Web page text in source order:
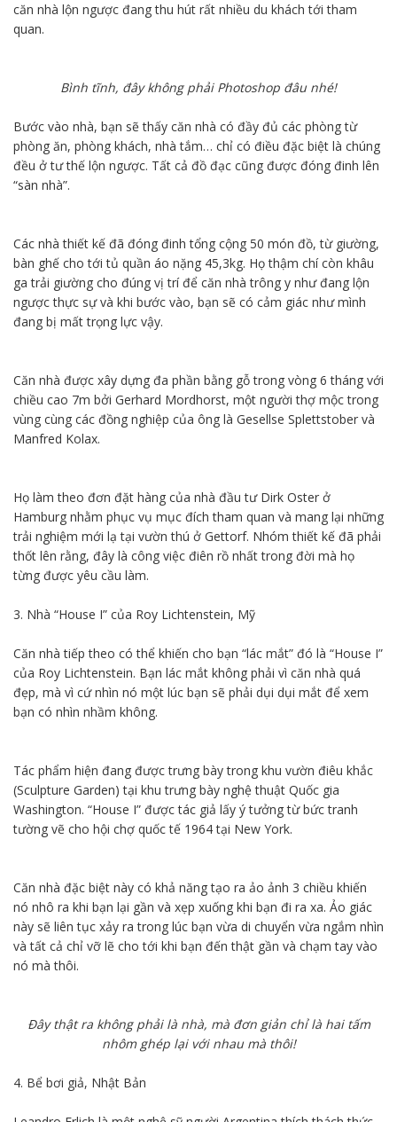
căn nhà lộn ngược đang thu hút rất nhiều du khách tới tham
quan.
Bình tĩnh, đây không phải Photoshop đâu nhé!
Bước vào nhà, bạn sẽ thấy căn nhà có đầy đủ các phòng từ
phòng ăn, phòng khách, nhà tắm… chỉ có điều đặc biệt là chúng
đều ở tư thế lộn ngược. Tất cả đồ đạc cũng được đóng đinh lên
“sàn nhà”.
Các nhà thiết kế đã đóng đinh tổng cộng 50 món đồ, từ giường,
bàn ghế cho tới tủ quần áo nặng 45,3kg. Họ thậm chí còn khâu
ga trải giường cho đúng vị trí để căn nhà trông y như đang lộn
ngược thực sự và khi bước vào, bạn sẽ có cảm giác như mình
đang bị mất trọng lực vậy.
Căn nhà được xây dựng đa phần bằng gỗ trong vòng 6 tháng với
chiều cao 7m bởi Gerhard Mordhorst, một người thợ mộc trong
vùng cùng các đồng nghiệp của ông là Gesellse Splettstober và
Manfred Kolax.
Họ làm theo đơn đặt hàng của nhà đầu tư Dirk Oster ở
Hamburg nhằm phục vụ mục đích tham quan và mang lại những
trải nghiệm mới lạ tại vườn thú ở Gettorf. Nhóm thiết kế đã phải
thốt lên rằng, đây là công việc điên rồ nhất trong đời mà họ
từng được yêu cầu làm.
3. Nhà “House I” của Roy Lichtenstein, Mỹ
Căn nhà tiếp theo có thể khiến cho bạn “lác mắt” đó là “House I”
của Roy Lichtenstein. Bạn lác mắt không phải vì căn nhà quá
đẹp, mà vì cứ nhìn nó một lúc bạn sẽ phải dụi dụi mắt để xem
bạn có nhìn nhầm không.
Tác phẩm hiện đang được trưng bày trong khu vườn điêu khắc
(Sculpture Garden) tại khu trưng bày nghệ thuật Quốc gia
Washington. “House I” được tác giả lấy ý tưởng từ bức tranh
tường vẽ cho hội chợ quốc tế 1964 tại New York.
Căn nhà đặc biệt này có khả năng tạo ra ảo ảnh 3 chiều khiến
nó nhô ra khi bạn lại gần và xẹp xuống khi bạn đi ra xa. Ảo giác
này sẽ liên tục xảy ra trong lúc bạn vừa di chuyển vừa ngắm nhìn
và tất cả chỉ vỡ lẽ cho tới khi bạn đến thật gần và chạm tay vào
nó mà thôi.
Đây thật ra không phải là nhà, mà đơn giản chỉ là hai tấm
nhôm ghép lại với nhau mà thôi!
4. Bể bơi giả, Nhật Bản